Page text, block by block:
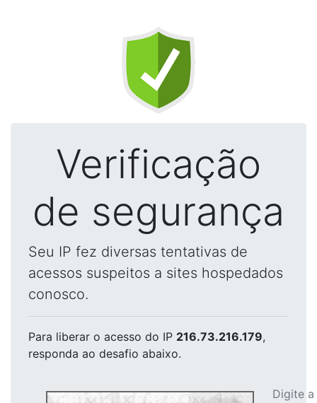
Verificação
de segurança
Seu IP fez diversas tentativas de
acessos suspeitos a sites hospedados
conosco.
Para liberar o acesso do IP 216.73.216.179,
responda ao desafio abaixo.
Digite